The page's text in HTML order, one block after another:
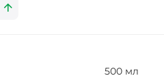
500 мл